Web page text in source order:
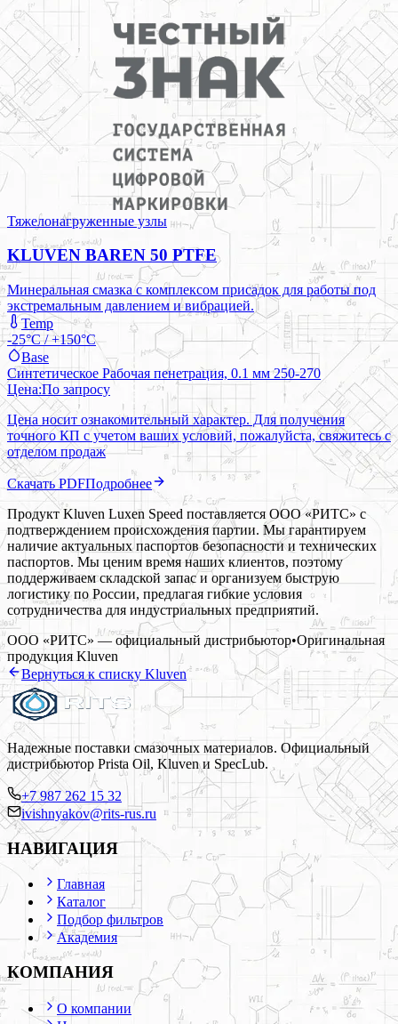
Тяжелонагруженные узлы
KLUVEN BAREN 50 PTFE
Минеральная смазка с комплексом присадок для работы под
экстремальным давлением и вибрацией.
Temp
-25°C / +150°C
Base
Синтетическое Рабочая пенетрация, 0.1 мм 250-270
Цена:По запросу
Цена носит ознакомительный характер. Для получения
точного КП с учетом ваших условий, пожалуйста, свяжитесь с
отделом продаж
Скачать PDFПодробнее
Продукт Kluven Luxen Speed поставляется ООО «РИТС» с
подтверждением происхождения партии. Мы гарантируем
наличие актуальных паспортов безопасности и технических
паспортов. Мы ценим время наших клиентов, поэтому
поддерживаем складской запас и организуем быструю
логистику по России, предлагая гибкие условия
сотрудничества для индустриальных предприятий.
ООО «РИТС» — официальный дистрибьютор•Оригинальная
продукция Kluven
Вернуться к списку Kluven
Надежные поставки смазочных материалов. Официальный
дистрибьютор Prista Oil, Kluven и SpecLub.
+7 987 262 15 32
ivishnyakov@rits-rus.ru
НАВИГАЦИЯ
Главная
Каталог
Подбор фильтров
Академия
КОМПАНИЯ
О компании